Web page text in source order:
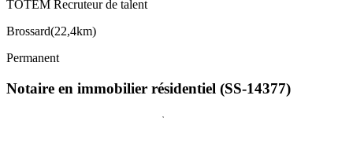
TOTEM Recruteur de talent
Brossard(22,4km)
Permanent
Notaire en immobilier résidentiel (SS-14377)